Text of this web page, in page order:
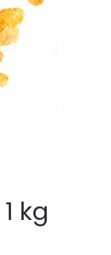
kg